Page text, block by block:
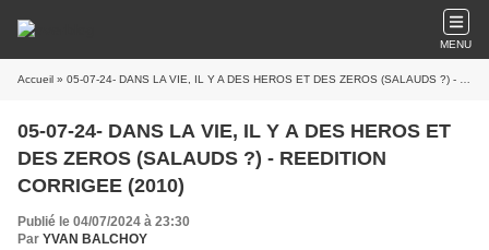
MENU
Accueil » 05-07-24- DANS LA VIE, IL Y A DES HEROS ET DES ZEROS (SALAUDS ?) - REEDITION CORRIGEE (2010)
05-07-24- DANS LA VIE, IL Y A DES HEROS ET
DES ZEROS (SALAUDS ?) - REEDITION
CORRIGEE (2010)
Publié le 04/07/2024 à 23:30
Par YVAN BALCHOY